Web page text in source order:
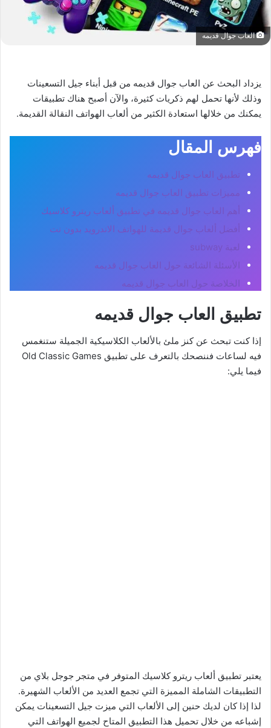
العاب جوال قديمه
يزداد البحث عن العاب جوال قديمه من قبل أبناء جيل التسعينات
وذلك لأنها تحمل لهم ذكريات كثيرة، والآن أصبح هناك تطبيقات
يمكنك من خلالها استعادة الكثير من ألعاب الهواتف النقالة القديمة.
فهرس المقال
تطبيق العاب جوال قديمه
مميزات تطبيق العاب جوال قديمه
أهم العاب جوال قديمه في تطبيق ألعاب ريترو كلاسيك
أفضل ألعاب جوال قديمة للهواتف الاندرويد بدون نت
لعبة subway
الأسئلة الشائعة حول العاب جوال قديمه
الخلاصة حول العاب جوال قديمه
تطبيق العاب جوال قديمه
إذا كنت تبحث عن كنز ملئ بالألعاب الكلاسيكية الجميلة ستنغمس
فيه لساعات فننصحك بالتعرف على تطبيق Old Classic Games
فيما يلي:
يعتبر تطبيق ألعاب ريترو كلاسيك المتوفر في متجر جوجل بلاي من
التطبيقات الشاملة المميزة التي تجمع العديد من الألعاب الشهيرة.
لذا إذا كان لديك حنين إلى الألعاب التي ميزت جيل التسعينات يمكن
إشباعه من خلال تحميل هذا التطبيق المتاح لجميع الهواتف التي